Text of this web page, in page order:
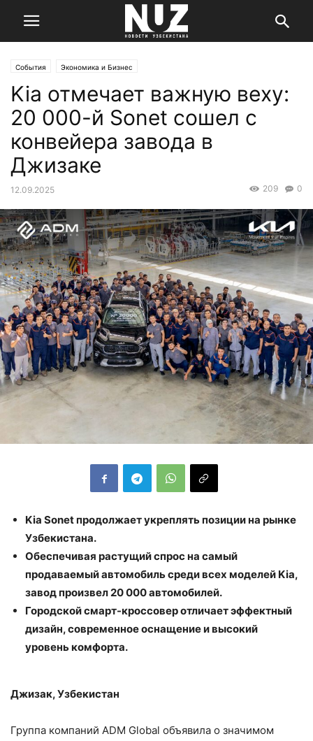
События Экономика и Бизнес
Kia отмечает важную веху:
20 000-й Sonet сошел с
конвейера завода в
Джизаке
12.09.2025 0
209
Kia Sonetпродолжает укреплять позиции на рынке
Узбекистана.
Обеспечивая растущий спрос на самый
продаваемый автомобиль среди всех моделей Kia,
завод произвел 20 000 автомобилей.
Городской смарт-кроссовер отличает эффектный
дизайн, современное оснащение и высокий
уровень комфорта.
Джизак, Узбекистан
Группа компаний ADM Global объявила о значимом